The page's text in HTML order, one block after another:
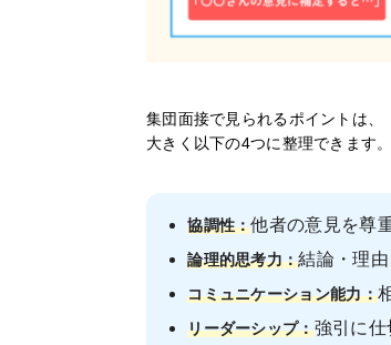
集団面接で見られるポイントは、
大きく以下の4つに整理できます。
協調性：他者の意見を尊
論理的思考力：結論・理
コミュニケーション能力：
リーダーシップ：強引に仕